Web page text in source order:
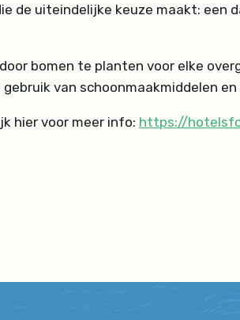
de uiteindelijke keuze maakt:
bomen te planten voor elke
van schoonmaakmiddelen en
hier voor meer info: https://